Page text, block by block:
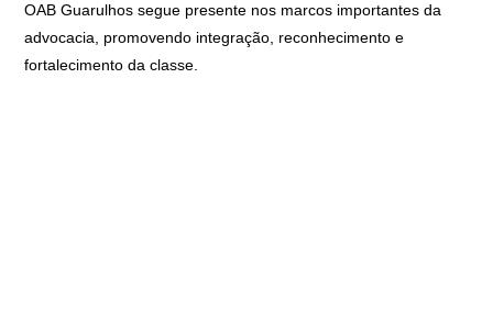
OAB Guarulhos segue presente nos marcos importantes da
advocacia, promovendo integração, reconhecimento e
fortalecimento da classe.